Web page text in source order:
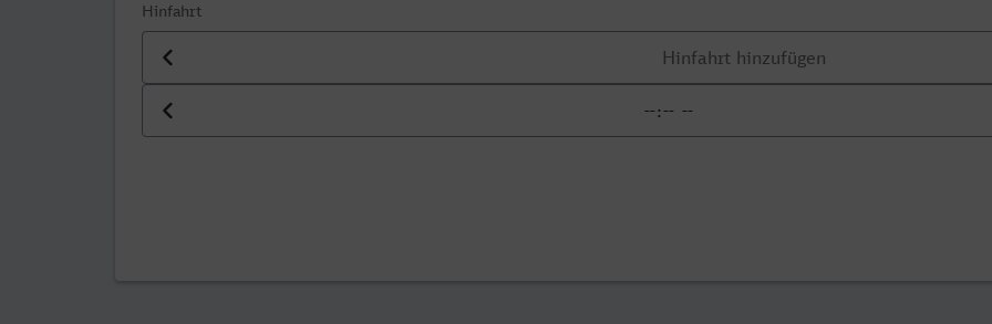
Hinfahrt
Datum der Hinfahrt
Uhrzeit der Hinfahrt